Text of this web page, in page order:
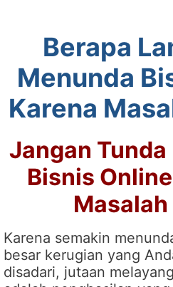
Berapa
Menunda
Karena
Jangan
Bisnis
Karena semakin
besar kerugian yang
disadari, jutaan